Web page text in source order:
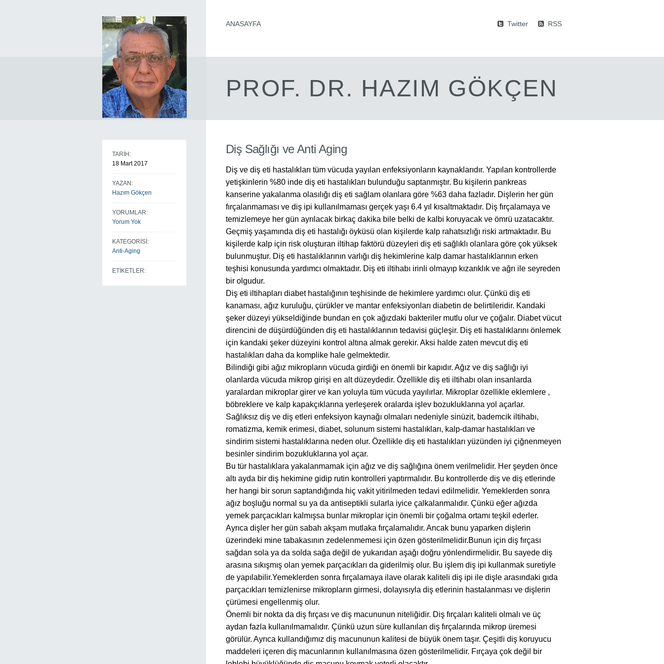
ANASAYFA Twitter RSS
PROF. DR. HAZIM GÖKÇEN
TARİH:
18 Mart 2017
YAZAN:
Hazım Gökçen
YORUMLAR:
Yorum Yok
KATEGORİSİ:
Anti-Aging
ETİKETLER:
Diş Sağlığı ve Anti Aging
Diş ve diş eti hastalıkları tüm vücuda yayılan enfeksiyonların kaynaklarıdır. Yapılan kontrollerde
yetişkinlerin %80 inde diş eti hastalıkları bulunduğu saptanmıştır. Bu kişilerin pankreas
kanserine yakalanma olasılığı diş eti sağlam olanlara göre %63 daha fazladır. Dişlerin her gün
fırçalanmaması ve diş ipi kullanılmaması gerçek yaşı 6.4 yıl kısaltmaktadır. Diş fırçalamaya ve
temizlemeye her gün ayrılacak birkaç dakika bile belki de kalbi koruyacak ve ömrü uzatacaktır.
Geçmiş yaşamında diş eti hastalığı öyküsü olan kişilerde kalp rahatsızlığı riski artmaktadır. Bu
kişilerde kalp için risk oluşturan iltihap faktörü düzeyleri diş eti sağlıklı olanlara göre çok yüksek
bulunmuştur. Diş eti hastalıklarının varlığı diş hekimlerine kalp damar hastalıklarının erken
teşhisi konusunda yardımcı olmaktadır. Diş eti iltihabı irinli olmayıp kızarıklık ve ağrı ile seyreden
bir olgudur.
Diş eti iltihapları diabet hastalığının teşhisinde de hekimlere yardımcı olur. Çünkü diş eti
kanaması, ağız kuruluğu, çürükler ve mantar enfeksiyonları diabetin de belirtileridir. Kandaki
şeker düzeyi yükseldiğinde bundan en çok ağızdaki bakteriler mutlu olur ve çoğalır. Diabet vücut
direncini de düşürdüğünden diş eti hastalıklarının tedavisi güçleşir. Diş eti hastalıklarını önlemek
için kandaki şeker düzeyini kontrol altına almak gerekir. Aksi halde zaten mevcut diş eti
hastalıkları daha da komplike hale gelmektedir.
Bilindiği gibi ağız mikropların vücuda girdiği en önemli bir kapıdır. Ağız ve diş sağlığı iyi
olanlarda vücuda mikrop girişi en alt düzeydedir. Özellikle diş eti iltihabı olan insanlarda
yaralardan mikroplar girer ve kan yoluyla tüm vücuda yayılırlar. Mikroplar özellikle eklemlere ,
böbreklere ve kalp kapakçıklarına yerleşerek oralarda işlev bozukluklarına yol açarlar.
Sağlıksız diş ve diş etleri enfeksiyon kaynağı olmaları nedeniyle sinüzit, bademcik iltihabı,
romatizma, kemik erimesi, diabet, solunum sistemi hastalıkları, kalp-damar hastalıkları ve
sindirim sistemi hastalıklarına neden olur. Özellikle diş eti hastalıkları yüzünden iyi çiğnenmeyen
besinler sindirim bozukluklarına yol açar.
Bu tür hastalıklara yakalanmamak için ağız ve diş sağlığına önem verilmelidir. Her şeyden önce
altı ayda bir diş hekimine gidip rutin kontrolleri yaptırmalıdır. Bu kontrollerde diş ve diş etlerinde
her hangi bir sorun saptandığında hiç vakit yitirilmeden tedavi edilmelidir. Yemeklerden sonra
ağız boşluğu normal su ya da antiseptikli sularla iyice çalkalanmalıdır. Çünkü eğer ağızda
yemek parçacıkları kalmışsa bunlar mikroplar için önemli bir çoğalma ortamı teşkil ederler.
Ayrıca dişler her gün sabah akşam mutlaka fırçalamalıdır. Ancak bunu yaparken dişlerin
üzerindeki mine tabakasının zedelenmemesi için özen gösterilmelidir.Bunun için diş fırçası
sağdan sola ya da solda sağa değil de yukarıdan aşağı doğru yönlendirmelidir. Bu sayede diş
arasına sıkışmış olan yemek parçacıkları da giderilmiş olur. Bu işlem diş ipi kullanmak suretiyle
de yapılabilir.Yemeklerden sonra fırçalamaya ilave olarak kaliteli diş ipi ile dişle arasındaki gıda
parçacıkları temizlenirse mikropların girmesi, dolayısıyla diş etlerinin hastalanması ve dişlerin
çürümesi engellenmiş olur.
Önemli bir nokta da diş fırçası ve diş macununun niteliğidir. Diş fırçaları kaliteli olmalı ve üç
aydan fazla kullanılmamalıdır. Çünkü uzun süre kullanılan diş fırçalarında mikrop üremesi
görülür. Ayrıca kullandığımız diş macununun kalitesi de büyük önem taşır. Çeşitli diş koruyucu
maddeleri içeren diş macunlarının kullanılmasına özen gösterilmelidir. Fırçaya çok değil bir